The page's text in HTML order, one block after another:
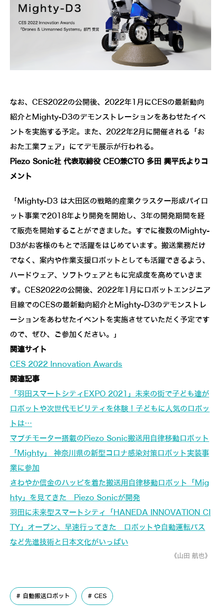
なお、CES2022の公開後、2022年1月にCESの最新動向
紹介とMighty-D3のデモンストレーションをあわせたイベ
ントを実施する予定。また、2022年2月に開催される「お
おた工業フェア」にてデモ展示が行われる。
Piezo Sonic社 代表取締役 CEO兼CTO 多田 興平氏よりコ
メント
「Mighty-D3 は大田区の戦略的産業クラスター形成パイロ
ット事業で2018年より開発を開始し、3年の開発期間を経
て販売を開始することができました。すでに複数のMighty-
D3がお客様のもとで活躍をはじめています。搬送業務だけ
でなく、案内や作業支援ロボットとしても活躍できるよう、
ハードウェア、ソフトウェアともに完成度を高めていきま
す。CES2022の公開後、2022年1月にロボットエンジニア
目線でのCESの最新動向紹介とMighty-D3のデモンストレ
ーションをあわせたイベントを実施させていただく予定です
ので、ぜひ、ご参加ください。」
関連サイト
CES 2022 Innovation Awards
関連記事
「羽田スマートシティEXPO 2021」未来の街で子ども達が
ロボットや次世代モビリティを体験！子どもに人気のロボッ
トは…
マブチモーター搭載のPiezo Sonic搬送用自律移動ロボット
「Mighty」 神奈川県の新型コロナ感染対策ロボット実装事
業に参加
さわやか信金のハッピを着た搬送用自律移動ロボット「Mig
hty」を見てきた Piezo Sonicが開発
羽田に未来型スマートシティ「HANEDA INNOVATION CI
TY」オープン、早速行ってきた ロボットや自動運転バス
など先進技術と日本文化がいっぱい
《山田 航也》
自動搬送ロボット CES